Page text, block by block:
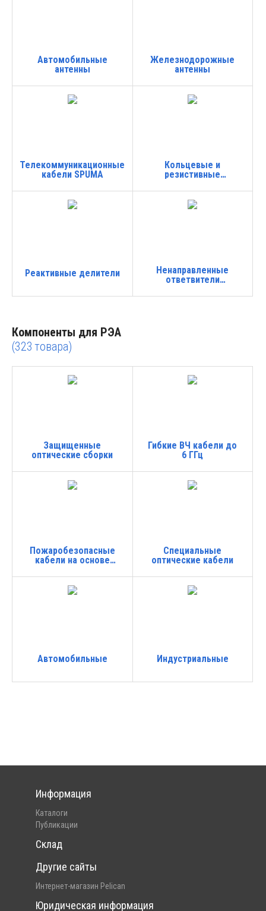
Автомобильные
антенны
Железнодорожные
антенны
Телекоммуникационные
кабели SPUMA
Кольцевые и
резистивные
Реактивные делители
Ненаправленные
ответвители
Компоненты для РЭА
(323 товара)
Защищенные
оптические сборки
Гибкие ВЧ кабели до
6 ГГц
Пожаробезопасные
кабели на основе
Специальные
оптические кабели
Автомобильные Индустриальные
Информация
Каталоги
Публикации
Склад
Другие сайты
Интернет-магазин Pelican
Юридическая информация